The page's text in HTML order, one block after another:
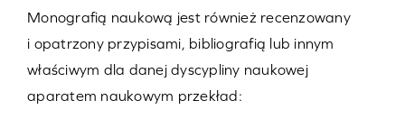
Monografią naukową jest również recenzowany
i opatrzony przypisami, bibliografią lub innym
właściwym dla danej dyscypliny naukowej
aparatem naukowym przekład: